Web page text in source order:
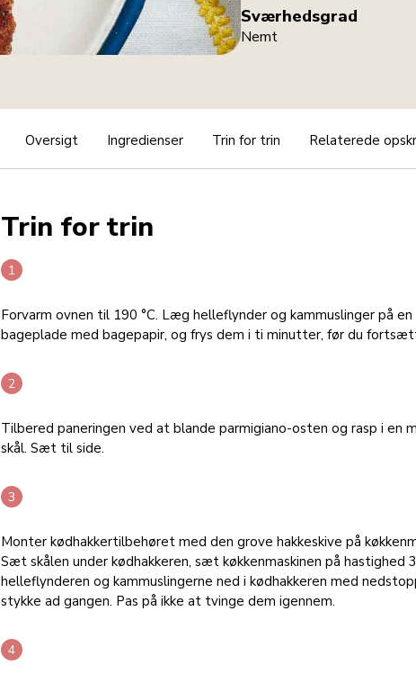
Sværhedsgrad
Nemt
Oversigt Ingredienser Trin for trin Relaterede
Trin for trin
Forvarm ovnen til 190 °C. Læg helleflynder og kammuslinger på en
bageplade med bagepapir, og frys dem i ti minutter, før du
Tilbered paneringen ved at blande parmigiano-osten og rasp i en
skål. Sæt til side.
Monter kødhakkertilbehøret med den grove hakkeskive på
Sæt skålen under kødhakkeren, sæt køkkenmaskinen på hastighed
helleflynderen og kammuslingerne ned i kødhakkeren med
stykke ad gangen. Pas på ikke at tvinge dem igennem.